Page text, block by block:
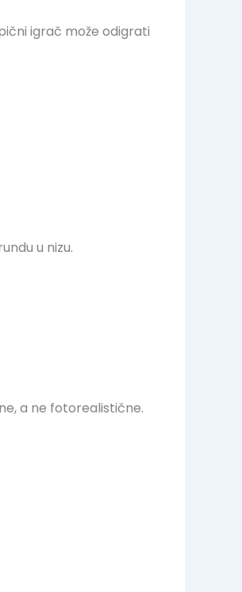
igrač može odigrati
u nizu.
a ne fotorealistične.